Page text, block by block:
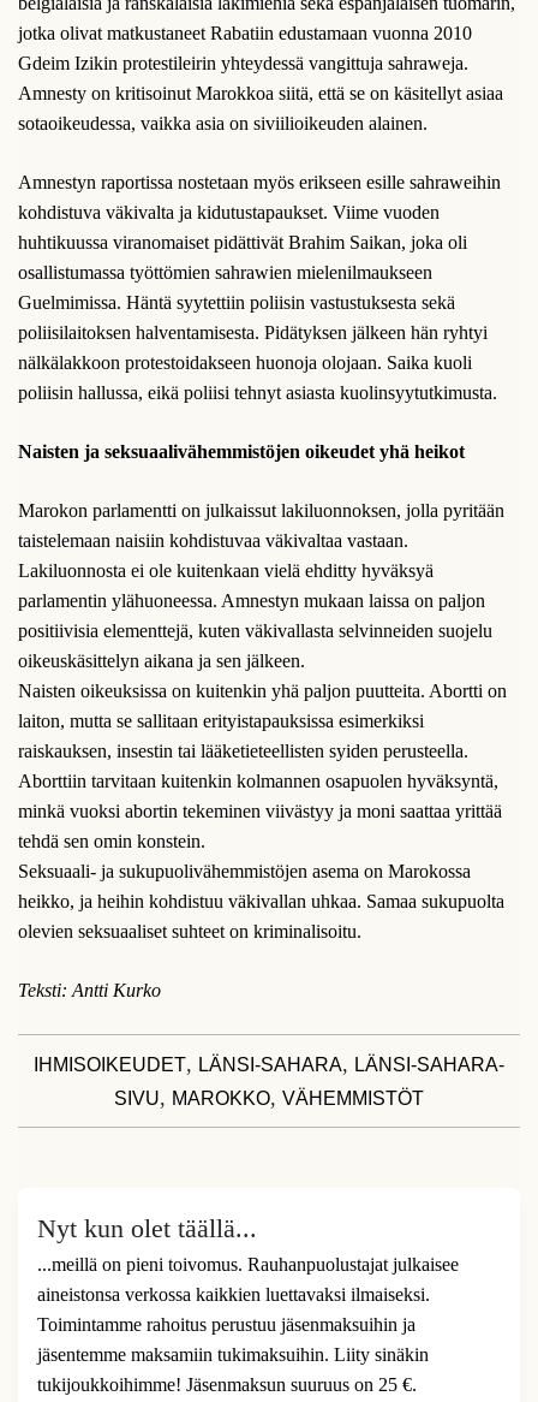
jotka olivat matkustaneet Rabatiin edustamaan vuonna 2010
Gdeim Izikin protestileirin yhteydessä vangittuja sahraweja.
Amnesty on kritisoinut Marokkoa siitä, että se on käsitellyt asiaa
sotaoikeudessa, vaikka asia on siviilioikeuden alainen.
Amnestyn raportissa nostetaan myös erikseen esille sahraweihin
kohdistuva väkivalta ja kidutustapaukset. Viime vuoden
huhtikuussa viranomaiset pidättivät Brahim Saikan, joka oli
osallistumassa työttömien sahrawien mielenilmaukseen
Guelmimissa. Häntä syytettiin poliisin vastustuksesta sekä
poliisilaitoksen halventamisesta. Pidätyksen jälkeen hän ryhtyi
nälkälakkoon protestoidakseen huonoja olojaan. Saika kuoli
poliisin hallussa, eikä poliisi tehnyt asiasta kuolinsyytutkimusta.
Naisten ja seksuaalivähemmistöjen oikeudet yhä heikot
Marokon parlamentti on julkaissut lakiluonnoksen, jolla pyritään
taistelemaan naisiin kohdistuvaa väkivaltaa vastaan.
Lakiluonnosta ei ole kuitenkaan vielä ehditty hyväksyä
parlamentin ylähuoneessa. Amnestyn mukaan laissa on paljon
positiivisia elementtejä, kuten väkivallasta selvinneiden suojelu
oikeuskäsittelyn aikana ja sen jälkeen.
Naisten oikeuksissa on kuitenkin yhä paljon puutteita. Abortti on
laiton, mutta se sallitaan erityistapauksissa esimerkiksi
raiskauksen, insestin tai lääketieteellisten syiden perusteella.
Aborttiin tarvitaan kuitenkin kolmannen osapuolen hyväksyntä,
minkä vuoksi abortin tekeminen viivästyy ja moni saattaa yrittää
tehdä sen omin konstein.
Seksuaali- ja sukupuolivähemmistöjen asema on Marokossa
heikko, ja heihin kohdistuu väkivallan uhkaa. Samaa sukupuolta
olevien seksuaaliset suhteet on kriminalisoitu.
Teksti: Antti Kurko
IHMISOIKEUDET, LÄNSI-SAHARA, LÄNSI-SAHARA-
SIVU, MAROKKO, VÄHEMMISTÖT
Nyt kun olet täällä...
...meillä on pieni toivomus. Rauhanpuolustajat julkaisee
aineistonsa verkossa kaikkien luettavaksi ilmaiseksi.
Toimintamme rahoitus perustuu jäsenmaksuihin ja
jäsentemme maksamiin tukimaksuihin. Liity sinäkin
tukijoukkoihimme! Jäsenmaksun suuruus on 25 €.